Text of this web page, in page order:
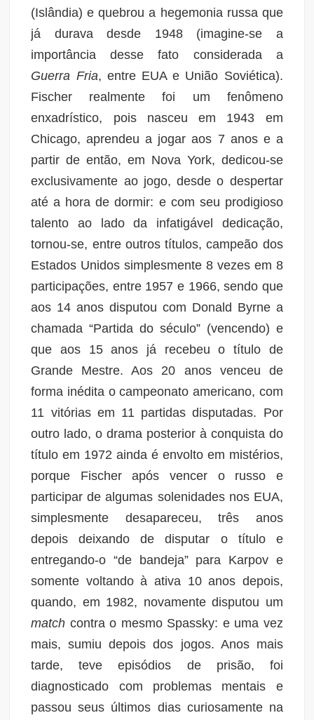
(Islândia) e quebrou a hegemonia russa que
já durava desde 1948 (imagine-se a
importância desse fato considerada a
Guerra Fria, entre EUA e União Soviética).
Fischer realmente foi um fenômeno
enxadrístico, pois nasceu em 1943 em
Chicago, aprendeu a jogar aos 7 anos e a
partir de então, em Nova York, dedicou-se
exclusivamente ao jogo, desde o despertar
até a hora de dormir: e com seu prodigioso
talento ao lado da infatigável dedicação,
tornou-se, entre outros títulos, campeão dos
Estados Unidos simplesmente 8 vezes em 8
participações, entre 1957 e 1966, sendo que
aos 14 anos disputou com Donald Byrne a
chamada “Partida do século” (vencendo) e
que aos 15 anos já recebeu o título de
Grande Mestre. Aos 20 anos venceu de
forma inédita o campeonato americano, com
11 vitórias em 11 partidas disputadas. Por
outro lado, o drama posterior à conquista do
título em 1972 ainda é envolto em mistérios,
porque Fischer após vencer o russo e
participar de algumas solenidades nos EUA,
simplesmente desapareceu, três anos
depois deixando de disputar o título e
entregando-o “de bandeja” para Karpov e
somente voltando à ativa 10 anos depois,
quando, em 1982, novamente disputou um
match contra o mesmo Spassky: e uma vez
mais, sumiu depois dos jogos. Anos mais
tarde, teve episódios de prisão, foi
diagnosticado com problemas mentais e
passou seus últimos dias curiosamente na